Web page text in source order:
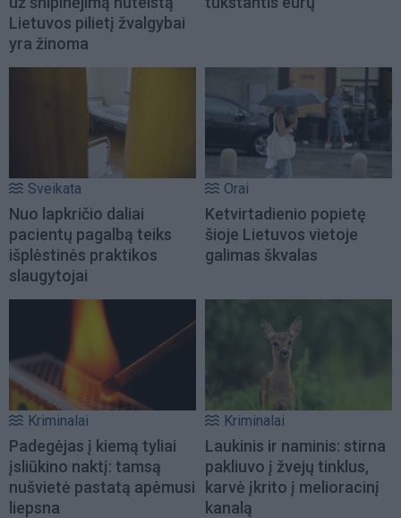
Lietuvos pilietį žvalgybai
yra žinoma
Sveikata
Nuo lapkričio daliai
pacientų pagalbą teiks
išplėstinės praktikos
slaugytojai
Orai
Ketvirtadienio popietę
šioje Lietuvos vietoje
galimas škvalas
Kriminalai
Padegėjas į kiemą tyliai
įsliūkino naktį: tamsą
nušvietė pastatą apėmusi
liepsna
Kriminalai
Laukinis ir naminis: stirna
pakliuvo į žvejų tinklus,
karvė įkrito į melioracinį
kanalą